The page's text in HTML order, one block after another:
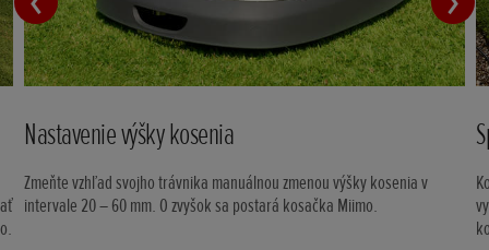
Nastavenie výšky kosenia
Zmeňte vzhľad svojho trávnika manuálnou zmenou výšky kosenia v
intervale 20 – 60 mm. O zvyšok sa postará kosačka Miimo.